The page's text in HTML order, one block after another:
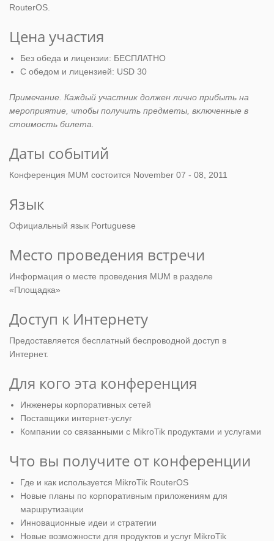
RouterOS.
Цена участия
Без обеда и лицензии: БЕСПЛАТНО
С обедом и лицензией: USD 30
Примечание. Каждый участник должен лично прибыть на
мероприятие, чтобы получить предметы, включенные в
стоимость билета.
Даты событий
Конференция MUM состоится November 07 - 08, 2011
Язык
Официальный язык Portuguese
Место проведения встречи
Информация о месте проведения MUM в разделе
«Площадка»
Доступ к Интернету
Предоставляется бесплатный беспроводной доступ в
Интернет.
Для кого эта конференция
Инженеры корпоративных сетей
Поставщики интернет-услуг
Компании со связанными с MikroTik продуктами и услугами
Что вы получите от конференции
Где и как используется MikroTik RouterOS
Новые планы по корпоративным приложениям для
маршрутизации
Инновационные идеи и стратегии
Новые возможности для продуктов и услуг MikroTik